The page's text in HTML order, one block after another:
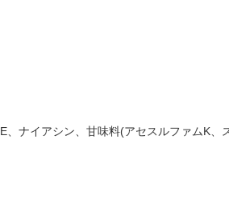
、ナイアシン、甘味料(アセスルファムK、